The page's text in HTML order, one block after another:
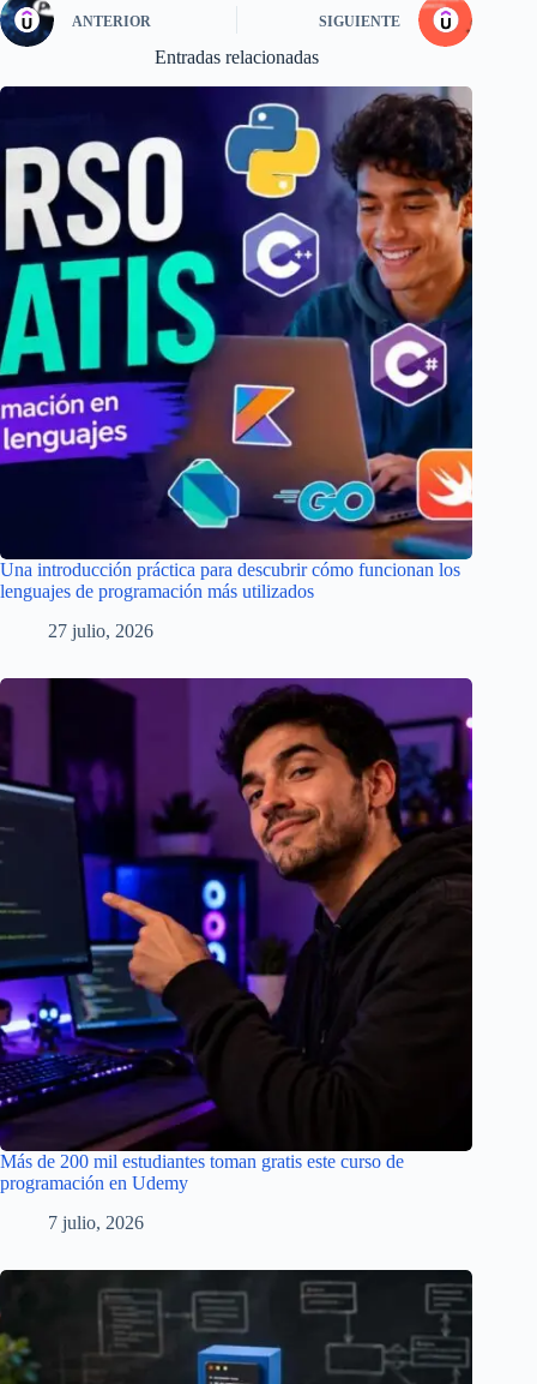
ANTERIOR SIGUIENTE
Entradas relacionadas
Una introducción práctica para descubrir cómo funcionan los
lenguajes de programación más utilizados
27 julio, 2026
Más de 200 mil estudiantes toman gratis este curso de
programación en Udemy
7 julio, 2026